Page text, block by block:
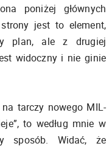
poniżej głównych
jest to element,
plan, ale z drugiej
widoczny i nie ginie
tarczy nowego MIL-
to według mnie w
sposób. Widać, że